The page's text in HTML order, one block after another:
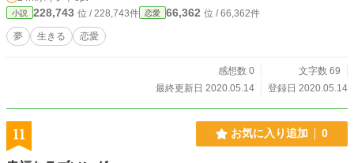
小説 228,743 位 / 228,743件 恋愛 66,362 位 / 66,362件
夢 生きる 恋愛
感想数 0
文字数 69
最終更新日 2020.05.14
登録日 2020.05.14
11 お気に入り追加 0